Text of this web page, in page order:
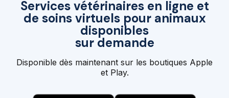
Services vétérinaires en ligne et
de soins virtuels pour animaux
disponibles
sur demande
Disponible dès maintenant sur les boutiques Apple
et Play.